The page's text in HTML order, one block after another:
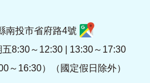
南投市省府路4號
8:30～12:30 | 13:30～17:30
～16:30）（國定假日除外）